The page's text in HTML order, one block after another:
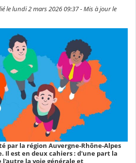
le lundi 2 mars 2026 09:37 - Mis à jour le
par la région Auvergne-Rhône-Alpes
Il est en deux cahiers : d'une part la
l'autre la voie générale et